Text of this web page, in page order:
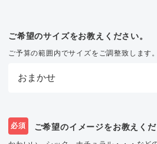
ご希望のサイズをお教えください。
ご予算の範囲内でサイズをご調整致します。
必須 ご希望のイメージをお教えくだ